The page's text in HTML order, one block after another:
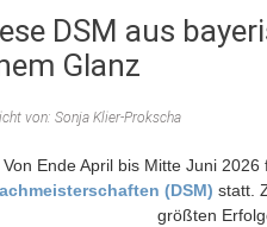
DSM aus
Glanz
von: Sonja Klier-Prokscha
Von Ende April bis Mitte Juni
(DSM) statt.
größten